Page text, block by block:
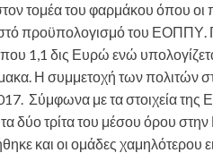
τομέα του φαρμάκου όπου οι
προϋπολογισμό του ΕΟΠΠΥ.
1,1 δις Ευρώ ενώ
Η συμμετοχή των πολιτών
Σύμφωνα με τα στοιχεία
δύο τρίτα του μέσου όρου
και οι ομάδες χαμηλότερου